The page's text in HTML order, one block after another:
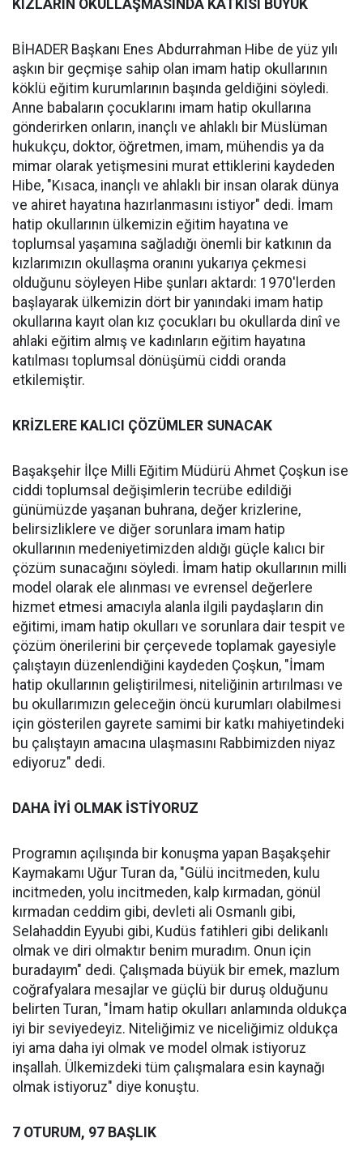
KIZLARIN OKULLAŞMASINDA KATKISI BÜYÜK
BİHADER Başkanı Enes Abdurrahman Hibe de yüz yılı
aşkın bir geçmişe sahip olan imam hatip okullarının
köklü eğitim kurumlarının başında geldiğini söyledi.
Anne babaların çocuklarını imam hatip okullarına
gönderirken onların, inançlı ve ahlaklı bir Müslüman
hukukçu, doktor, öğretmen, imam, mühendis ya da
mimar olarak yetişmesini murat ettiklerini kaydeden
Hibe, "Kısaca, inançlı ve ahlaklı bir insan olarak dünya
ve ahiret hayatına hazırlanmasını istiyor" dedi. İmam
hatip okullarının ülkemizin eğitim hayatına ve
toplumsal yaşamına sağladığı önemli bir katkının da
kızlarımızın okullaşma oranını yukarıya çekmesi
olduğunu söyleyen Hibe şunları aktardı: 1970'lerden
başlayarak ülkemizin dört bir yanındaki imam hatip
okullarına kayıt olan kız çocukları bu okullarda dinî ve
ahlaki eğitim almış ve kadınların eğitim hayatına
katılması toplumsal dönüşümü ciddi oranda
etkilemiştir.
KRİZLERE KALICI ÇÖZÜMLER SUNACAK
Başakşehir İlçe Milli Eğitim Müdürü Ahmet Çoşkun ise
ciddi toplumsal değişimlerin tecrübe edildiği
günümüzde yaşanan buhrana, değer krizlerine,
belirsizliklere ve diğer sorunlara imam hatip
okullarının medeniyetimizden aldığı güçle kalıcı bir
çözüm sunacağını söyledi. İmam hatip okullarının milli
model olarak ele alınması ve evrensel değerlere
hizmet etmesi amacıyla alanla ilgili paydaşların din
eğitimi, imam hatip okulları ve sorunlara dair tespit ve
çözüm önerilerini bir çerçevede toplamak gayesiyle
çalıştayın düzenlendiğini kaydeden Çoşkun, "İmam
hatip okullarının geliştirilmesi, niteliğinin artırılması ve
bu okullarımızın geleceğin öncü kurumları olabilmesi
için gösterilen gayrete samimi bir katkı mahiyetindeki
bu çalıştayın amacına ulaşmasını Rabbimizden niyaz
ediyoruz" dedi.
DAHA İYİ OLMAK İSTİYORUZ
Programın açılışında bir konuşma yapan Başakşehir
Kaymakamı Uğur Turan da, "Gülü incitmeden, kulu
incitmeden, yolu incitmeden, kalp kırmadan, gönül
kırmadan ceddim gibi, devleti ali Osmanlı gibi,
Selahaddin Eyyubi gibi, Kudüs fatihleri gibi delikanlı
olmak ve diri olmaktır benim muradım. Onun için
buradayım" dedi. Çalışmada büyük bir emek, mazlum
coğrafyalara mesajlar ve güçlü bir duruş olduğunu
belirten Turan, "İmam hatip okulları anlamında oldukça
iyi bir seviyedeyiz. Niteliğimiz ve niceliğimiz oldukça
iyi ama daha iyi olmak ve model olmak istiyoruz
inşallah. Ülkemizdeki tüm çalışmalara esin kaynağı
olmak istiyoruz" diye konuştu.
7 OTURUM, 97 BAŞLIK